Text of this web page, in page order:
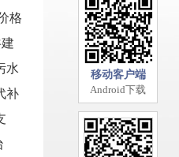
格
水
补
移动客户端
Android下载